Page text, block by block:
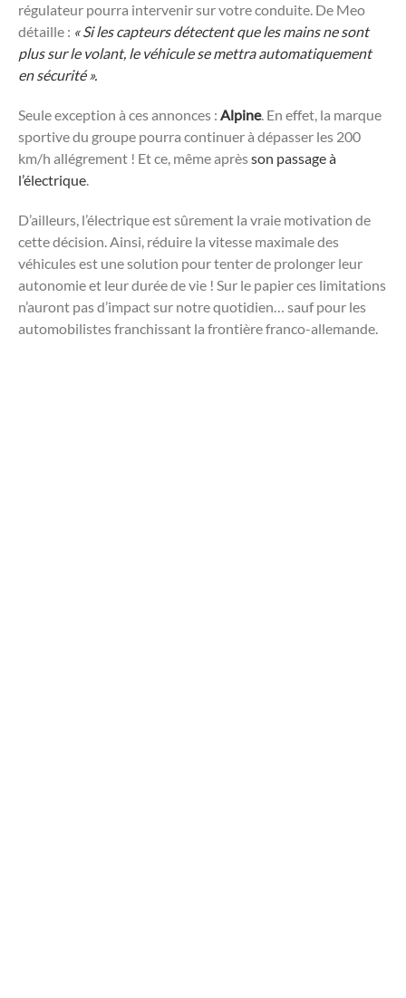
régulateur pourra intervenir sur votre conduite. De Meo
détaille : « Si les capteurs détectent que les mains ne sont
plus sur le volant, le véhicule se mettra automatiquement
en sécurité ».
Seule exception à ces annonces : Alpine. En effet, la marque
sportive du groupe pourra continuer à dépasser les 200
km/h allégrement ! Et ce, même aprèsson passage à
l’électrique.
D’ailleurs, l’électrique est sûrement la vraie motivation de
cette décision. Ainsi, réduire la vitesse maximale des
véhicules est une solution pour tenter de prolonger leur
autonomie et leur durée de vie ! Sur le papier ces limitations
n’auront pas d’impact sur notre quotidien… sauf pour les
automobilistes franchissant la frontière franco-allemande.